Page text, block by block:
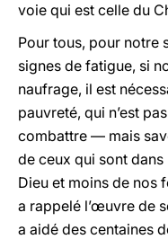
voie qui est celle du
Pour tous, pour notre
signes de fatigue, si
naufrage, il est
pauvreté, qui n’est
combattre — mais
de ceux qui sont
Dieu et moins de nos
a rappelé l’œuvre de
a aidé des centaines